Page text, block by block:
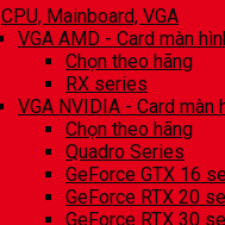
CPU, Mainboard, VGA
VGA AMD - Card màn
Chọn theo hãng
RX series
VGA NVIDIA - Card màn
Chọn theo hãng
Quadro Series
GeForce GTX 16
GeForce RTX 20
GeForce RTX 30